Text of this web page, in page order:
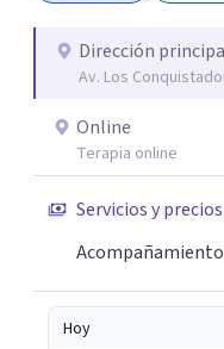
Dirección
Av. Los
Online
Terapia online
Servicios y precios
Hoy